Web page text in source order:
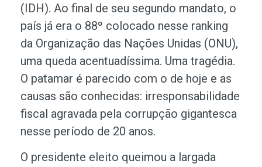
(IDH). Ao final de seu segundo mandato, o
país já era o 88º colocado nesse ranking
da Organização das Nações Unidas (ONU),
uma queda acentuadíssima. Uma tragédia.
O patamar é parecido com o de hoje e as
causas são conhecidas: irresponsabilidade
fiscal agravada pela corrupção gigantesca
nesse período de 20 anos.
O presidente eleito queimou a largada